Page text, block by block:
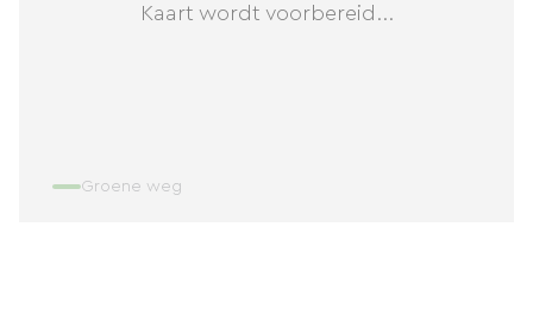
Kaart wordt voorbereid...
Groene weg